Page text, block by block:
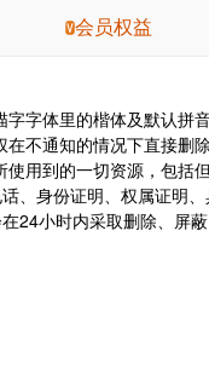
会员权益
字体里的楷体及默认拼
不通知的情况下直接删除
用到的一切资源，包括
、身份证明、权属证明
小时内采取删除、屏蔽